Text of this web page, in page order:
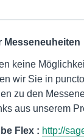
Messeneuheiten
keine
wir Sie in
zu den
aus unserem
Flex : http://